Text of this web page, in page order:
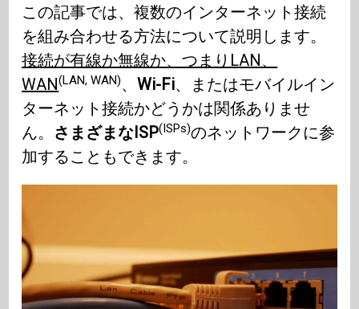
この記事では、複数のインターネット接続
を組み合わせる方法について説明します。
接続が有線か無線か、つまりLAN、
WAN(LAN, WAN)、Wi-Fi、またはモバイルイン
ターネット接続かどうかは関係ありませ
ん。 さまざまなISP(ISPs)のネットワークに参
加することもできます。